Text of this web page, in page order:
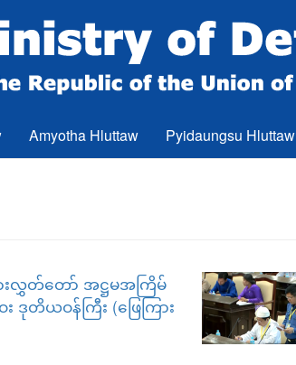
Amyotha Hluttaw Pyidaungsu Hluttaw
လွှတ်တော် အဋ္ဌမအကြိမ်
ဒုတိယဝန်ကြီး (ဖြေကြား